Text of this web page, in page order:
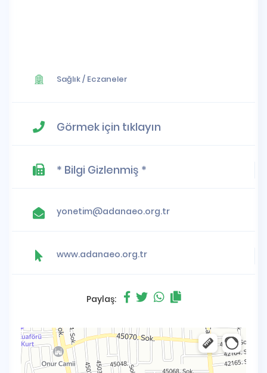
Sağlık/ Eczaneler
Görmek için tıklayın
* Bilgi Gizlenmiş *
yonetim@adanaeo.org.tr
www.adanaeo.org.tr
Paylaş: